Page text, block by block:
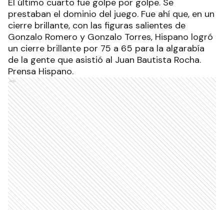
El último cuarto fue golpe por golpe. Se
prestaban el dominio del juego. Fue ahí que, en un
cierre brillante, con las figuras salientes de
Gonzalo Romero y Gonzalo Torres, Hispano logró
un cierre brillante por 75 a 65 para la algarabía
de la gente que asistió al Juan Bautista Rocha.
Prensa Hispano.
Ads